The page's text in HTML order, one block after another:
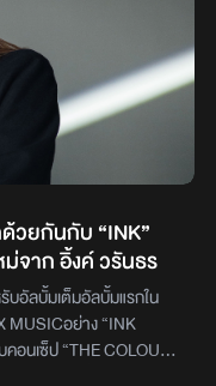
หนึ่งที่เจ็บปวดกับคำพูด
ปลกแยกภาพ : Smallroom
ะเป็นเพลงช้า แต่เสริม
วงร็อคในยุค 80’s และเพิ่ม
ญวีร์ นักแสดงดาวรุ่งจาก
อก เพื่อร่วมถ่ายทอด
ง โดยแฟนๆ สามารถฟัง
ก Better Weather ได้แล้ว
Streamingภาพ :
วยกันกับ “INK”
จาก อิ้งค์ วรันธร
อัลบั้มเต็มอัลบั้มแรกใน
MUSICอย่าง “INK
นเซ็ป “THE COLOUR